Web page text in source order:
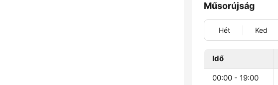
Műsorújság
Hét Ked
Idő
00:00 - 19:00